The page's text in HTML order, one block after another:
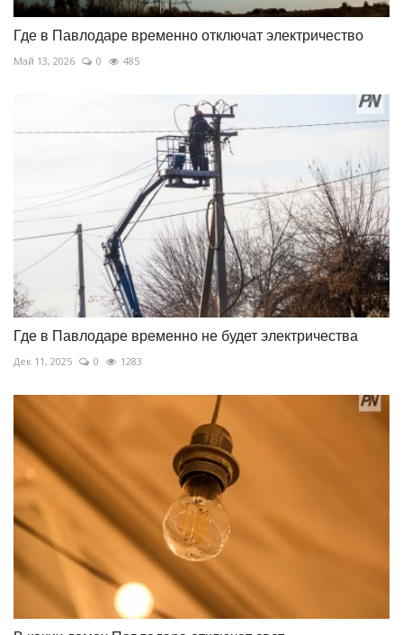
Где в Павлодаре временно отключат электричество
Май 13, 2026 0 485
Где в Павлодаре временно не будет электричества
Дек 11, 2025 0 1283